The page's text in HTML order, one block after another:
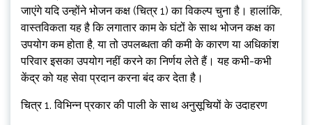
जाएंगे यदि उन्होंने भोजन कक्ष (चित्र 1) का विकल्प चुना है। हालांकि,
वास्तविकता यह है कि लगातार काम के घंटों के साथ भोजन कक्ष का
उपयोग कम होता है, या तो उपलब्धता की कमी के कारण या अधिकांश
परिवार इसका उपयोग नहीं करने का निर्णय लेते हैं। यह कभी-कभी
केंद्र को यह सेवा प्रदान करना बंद कर देता है।
चित्र 1. विभिन्न प्रकार की पाली के साथ अनुसूचियों के उदाहरण